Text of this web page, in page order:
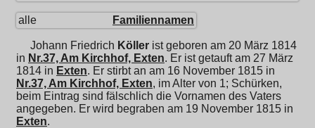
alle Familiennamen
Johann Friedrich Köller ist geboren am 20 März 1814
in Nr.37, Am Kirchhof, Exten. Er ist getauft am 27 März
1814 in Exten. Er stirbt an am 16 November 1815 in
Nr.37, Am Kirchhof, Exten, im Alter von 1; Schürken,
beim Eintrag sind fälschlich die Vornamen des Vaters
angegeben. Er wird begraben am 19 November 1815 in
Exten.